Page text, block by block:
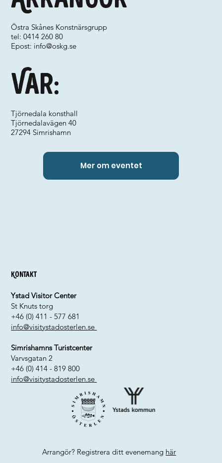
Var:
Östra Skånes Konstnärsgrupp
tel: 0414 260 80
Epost: info@oskg.se
Tjörnedala konsthall
Tjörnedalavägen 40
27294 Simrishamn
Mer om eventet
Kontakt
Ystad Visitor Center
St Knuts torg
+46 (0) 411 - 577 681
info@visitystadosterlen.se
Simrishamns Turistcenter
Varvsgatan 2
+46 (0) 414 - 819 800
info@visitystadosterlen.se
Arrangör? Registrera ditt evenemang här